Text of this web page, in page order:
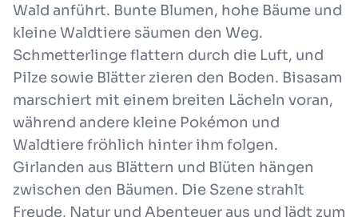
Wald anführt. Bunte Blumen, hohe Bäume und
kleine Waldtiere säumen den Weg.
Schmetterlinge flattern durch die Luft, und
Pilze sowie Blätter zieren den Boden. Bisasam
marschiert mit einem breiten Lächeln voran,
während andere kleine Pokémon und
Waldtiere fröhlich hinter ihm folgen.
Girlanden aus Blättern und Blüten hängen
zwischen den Bäumen. Die Szene strahlt
Freude, Natur und Abenteuer aus und lädt zum